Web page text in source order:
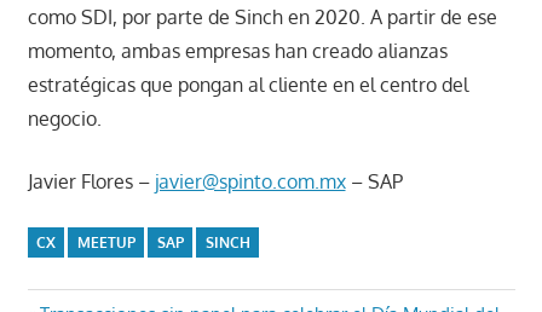
como SDI, por parte de Sinch en 2020. A partir de ese
momento, ambas empresas han creado alianzas
estratégicas que pongan al cliente en el centro del
negocio.
Javier Flores – javier@spinto.com.mx– SAP
CX MEETUP SAP SINCH